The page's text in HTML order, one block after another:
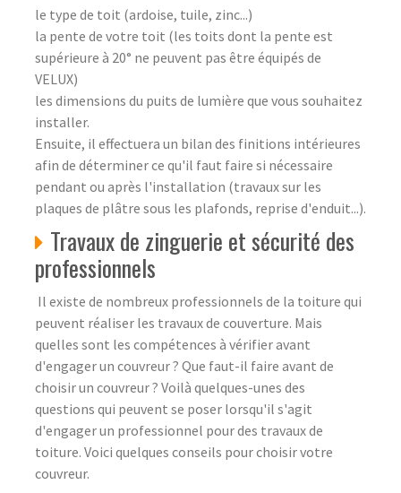
le type de toit (ardoise, tuile, zinc...)
la pente de votre toit (les toits dont la pente est
supérieure à 20° ne peuvent pas être équipés de
VELUX)
les dimensions du puits de lumière que vous souhaitez
installer.
Ensuite, il effectuera un bilan des finitions intérieures
afin de déterminer ce qu'il faut faire si nécessaire
pendant ou après l'installation (travaux sur les
plaques de plâtre sous les plafonds, reprise d'enduit...).
Travaux de zinguerie et sécurité des
professionnels
Il existe de nombreux professionnels de la toiture qui
peuvent réaliser les travaux de couverture. Mais
quelles sont les compétences à vérifier avant
d'engager un couvreur ? Que faut-il faire avant de
choisir un couvreur ? Voilà quelques-unes des
questions qui peuvent se poser lorsqu'il s'agit
d'engager un professionnel pour des travaux de
toiture. Voici quelques conseils pour choisir votre
couvreur.